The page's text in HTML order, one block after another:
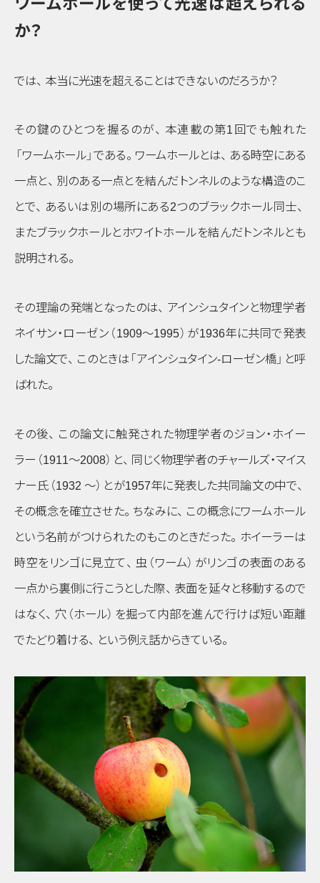
ワームホールを使って光速は超えられる
か？
では、 本当に光速を超えることはできないのだろうか？
その鍵のひとつを握るのが、
本連載の第1回でも触れた
「ワームホール」 である。 ワームホールとは、 ある時空にある
一点と、 別のある一点とを結んだトンネルのような構造のこ
とで、 あるいは別の場所にある2つのブラックホール同士、
またブラックホールとホワイトホールを結んだトンネルとも
説明される。
その理論の発端となったのは、 アインシュタインと物理学者
ネイサン・ローゼン （1909～1995） が1936年に共同で発表
した論文で、 このときは 「アインシュタイン-ローゼン橋」 と呼
ばれた。
その後、
この論文に触発された物理学者のジョン・ホイー
ラー （1911～2008） と、 同じく物理学者のチャールズ・マイス
ナー氏 （1932 ～） とが1957年に発表した共同論文の中で、
その概念を確立させた。 ちなみに、 この概念にワームホール
という名前がつけられたのもこのときだった。 ホイーラーは
時空をリンゴに見立て、 虫 （ワーム） がリンゴの表面のある
一点から裏側に行こうとした際、 表面を延々と移動するので
はなく、 穴 （ホール） を掘って内部を進んで行けば短い距離
でたどり着ける、 という例え話からきている。